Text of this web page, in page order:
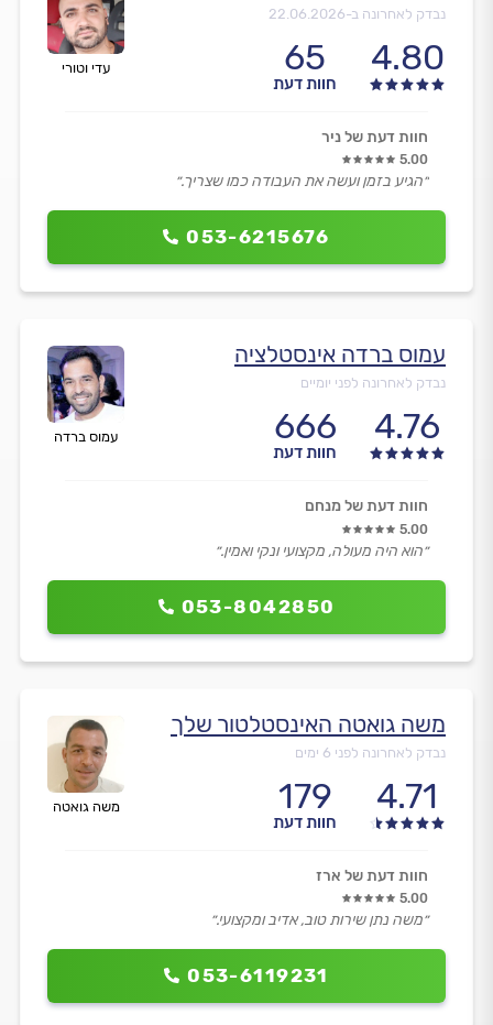
עדי וטורי
נבדק לאחרונה ב-22.06.2026
4.80
65
חוות דעת
053-6215676
חוות דעת של ניר
5.00
״הגיע בזמן ועשה את העבודה כמו שצריך.״
עמוס ברדה
עמוס ברדה אינסטלציה
נבדק לאחרונה לפני יומיים
4.76
666
חוות דעת
053-8042850
חוות דעת של מנחם
5.00
״הוא היה מעולה, מקצועי ונקי ואמין.״
משה גואטה
משה גואטה האינסטלטור שלך
נבדק לאחרונה לפני 6 ימים
4.71
179
חוות דעת
053-6119231
חוות דעת של ארז
5.00
״משה נתן שירות טוב, אדיב ומקצועי.״